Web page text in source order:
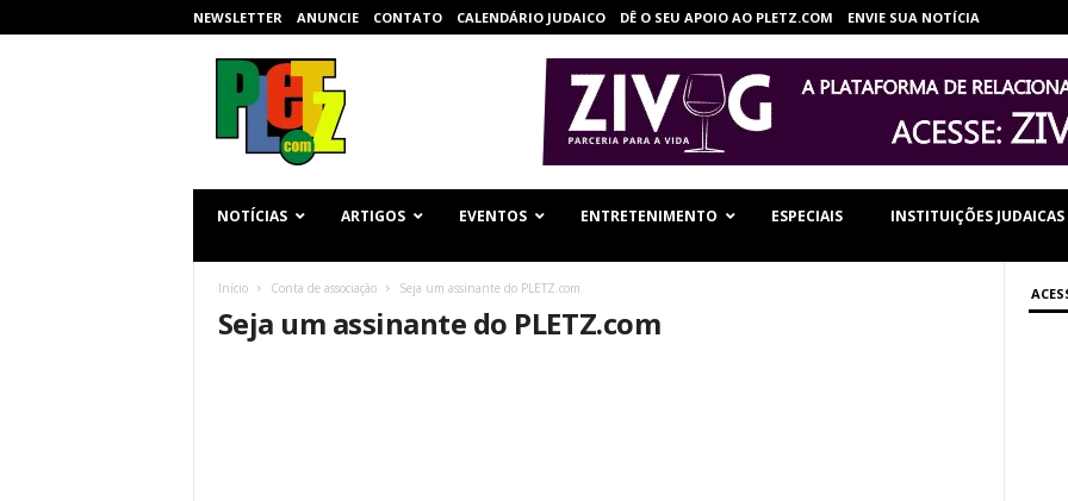
NEWSLETTER ANUNCIE CONTATO CALENDÁRIO JUDAICO DÊ O SEU APOIO AO PLETZ.COM ENVIE SUA NOTÍCIA
NOTÍCIAS ARTIGOS EVENTOS ENTRETENIMENTO ESPECIAIS INSTITUIÇÕES JUDAICAS
Início Conta de associação Seja um assinante do PLETZ.com
Seja um assinante do PLETZ.com